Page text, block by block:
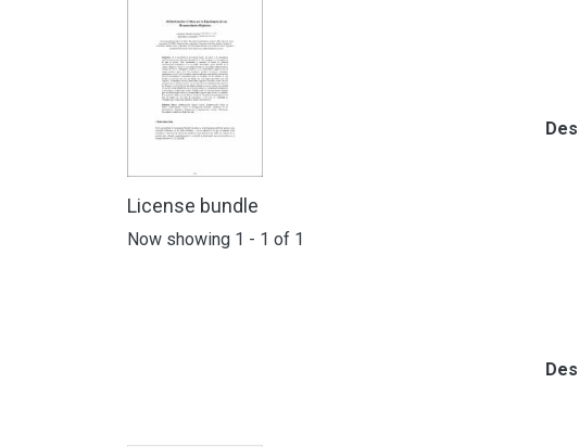
License bundle
Now showing 1 - 1 of 1